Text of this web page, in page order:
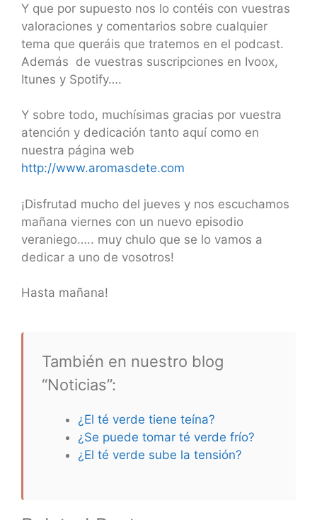
Y que por supuesto nos lo contéis con vuestras
valoraciones y comentarios sobre cualquier
tema que queráis que tratemos en el podcast.
Además de vuestras suscripciones en Ivoox,
Itunes y Spotify….
Y sobre todo, muchísimas gracias por vuestra
atención y dedicación tanto aquí como en
nuestra página web
http://www.aromasdete.com
¡Disfrutad mucho del jueves y nos escuchamos
mañana viernes con un nuevo episodio
veraniego….. muy chulo que se lo vamos a
dedicar a uno de vosotros!
Hasta mañana!
También en nuestro blog
“Noticias”:
¿El té verde tiene teína?
¿Se puede tomar té verde frío?
¿El té verde sube la tensión?